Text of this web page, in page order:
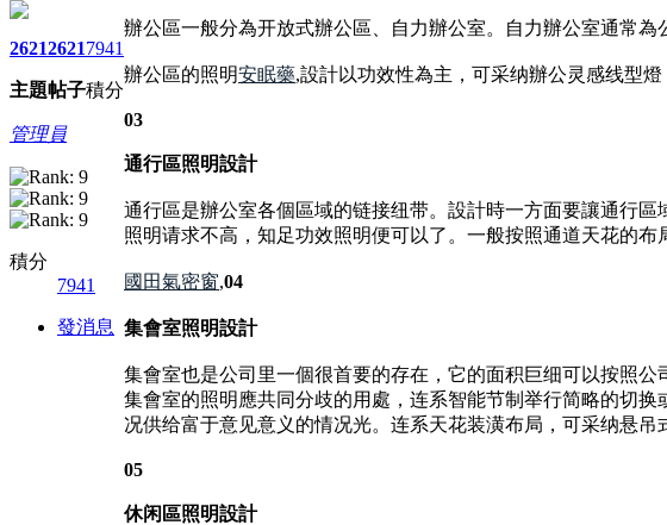
2621
主題
2621
帖子
7941
積分
管理員
積分
7941
發消息
辦公區一般分為开放式辦公區、自力辦公室。自力辦公室通常
辦公區的照明安眠藥,設計以功效性為主，可采纳辦公灵感线型
03
通行區照明設計
通行區是辦公室各個區域的链接纽带。設計時一方面要讓通行
照明请求不高，知足功效照明便可以了。一般按照通道天花的布
國田氣密窗,04
集會室照明設計
集會室也是公司里一個很首要的存在，它的面积巨细可以按照公
集會室的照明應共同分歧的用處，连系智能节制举行简略的切
况供给富于意见意义的情况光。连系天花装潢布局，可采纳悬吊
05
休闲區照明設計